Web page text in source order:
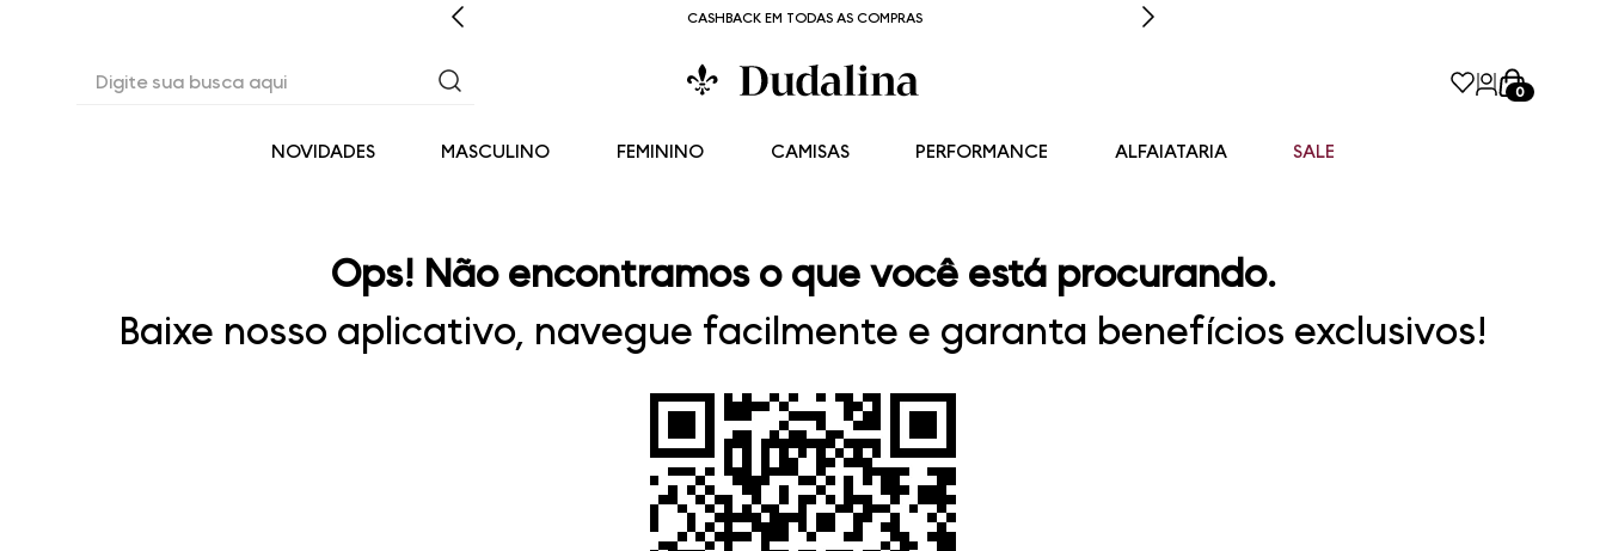
CASHBACK EM TODAS AS COMPRAS
0
NOVIDADES MASCULINO FEMININO CAMISAS PERFORMANCE ALFAIATARIA SALE
Ops! Não encontramos o que você está procurando.
Baixe nosso aplicativo, navegue facilmente e garanta benefícios exclusivos!